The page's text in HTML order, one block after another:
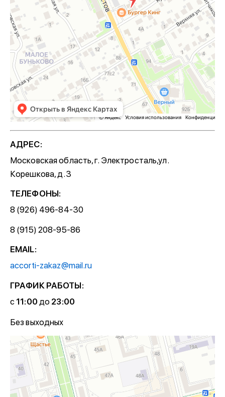
АДРЕС:
Московская область, г. Электросталь,ул.
Корешкова, д.3
ТЕЛЕФОНЫ:
8 (926) 496-84-30
8 (915) 208-95-86
EMAIL:
accorti-zakaz@mail.ru
ГРАФИК РАБОТЫ:
с 11:00 до 23:00
Без выходных
Электросталь
Яндекс Карты — транспорт, навигация, поиск мест